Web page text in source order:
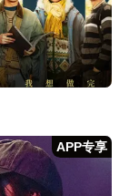
APP专享